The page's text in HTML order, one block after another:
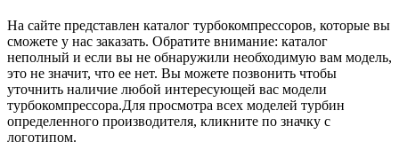
На сайте представлен каталог турбокомпрессоров, которые вы
сможете у нас заказать. Обратите внимание: каталог
неполный и если вы не обнаружили необходимую вам модель,
это не значит, что ее нет. Вы можете позвонить чтобы
уточнить наличие любой интересующей вас модели
турбокомпрессора.Для просмотра всех моделей турбин
определенного производителя, кликните по значку с
логотипом.